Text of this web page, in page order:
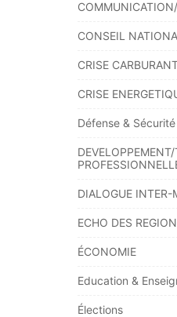
CONSEIL
CRISE
CRISE
Défense & Sécurité
DIALOGUE INTER-
ECHO DES
ÉCONOMIE
Education &
Élections